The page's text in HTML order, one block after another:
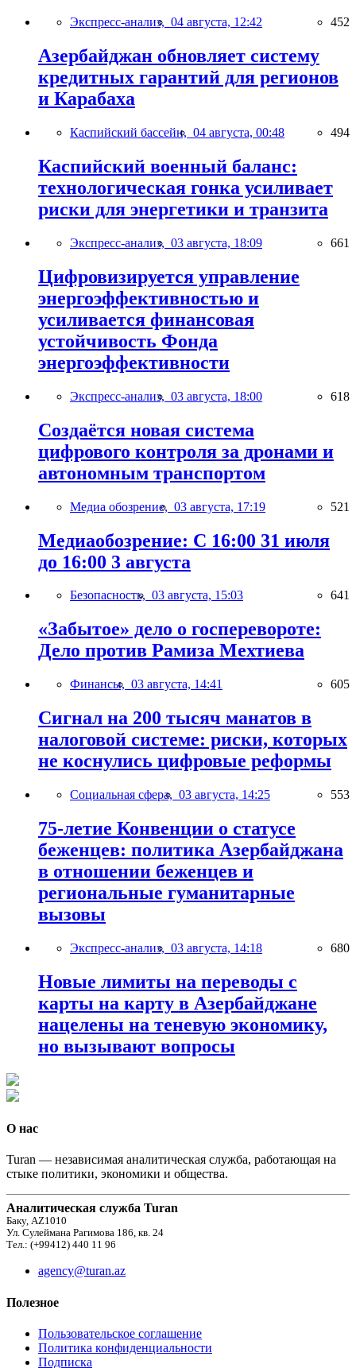
Экспресс-анализ, 04 августа, 12:42 452
Азербайджан обновляет систему
кредитных гарантий для регионов
и Карабаха
Каспийский бассейн, 04 августа, 00:48 494
Каспийский военный баланс:
технологическая гонка усиливает
риски для энергетики и транзита
Экспресс-анализ, 03 августа, 18:09 661
Цифровизируется управление
энергоэффективностью и
усиливается финансовая
устойчивость Фонда
энергоэффективности
Экспресс-анализ, 03 августа, 18:00 618
Создаётся новая система
цифрового контроля за дронами и
автономным транспортом
Медиа обозрение, 03 августа, 17:19 521
Медиаобозрение: С 16:00 31 июля
до 16:00 3 августа
Безопасность, 03 августа, 15:03 641
«Забытое» дело о госперевороте:
Дело против Рамиза Мехтиева
Финансы, 03 августа, 14:41 605
Сигнал на 200 тысяч манатов в
налоговой системе: риски, которых
не коснулись цифровые реформы
Социальная сфера, 03 августа, 14:25 553
75-летие Конвенции о статусе
беженцев: политика Азербайджана
в отношении беженцев и
региональные гуманитарные
вызовы
Экспресс-анализ, 03 августа, 14:18 680
Новые лимиты на переводы с
карты на карту в Азербайджане
нацелены на теневую экономику,
но вызывают вопросы
О нас
Turan — независимая аналитическая служба, работающая на
стыке политики, экономики и общества.
Аналитическая служба Turan
Баку, AZ1010
Ул. Сулеймана Рагимова 186, кв. 24
Тел.: (+99412) 440 11 96
agency@turan.az
Полезное
Пользовательское соглашение
Политика конфиденциальности
Подписка